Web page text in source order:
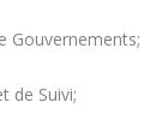
Gouvernements;
de Suivi;